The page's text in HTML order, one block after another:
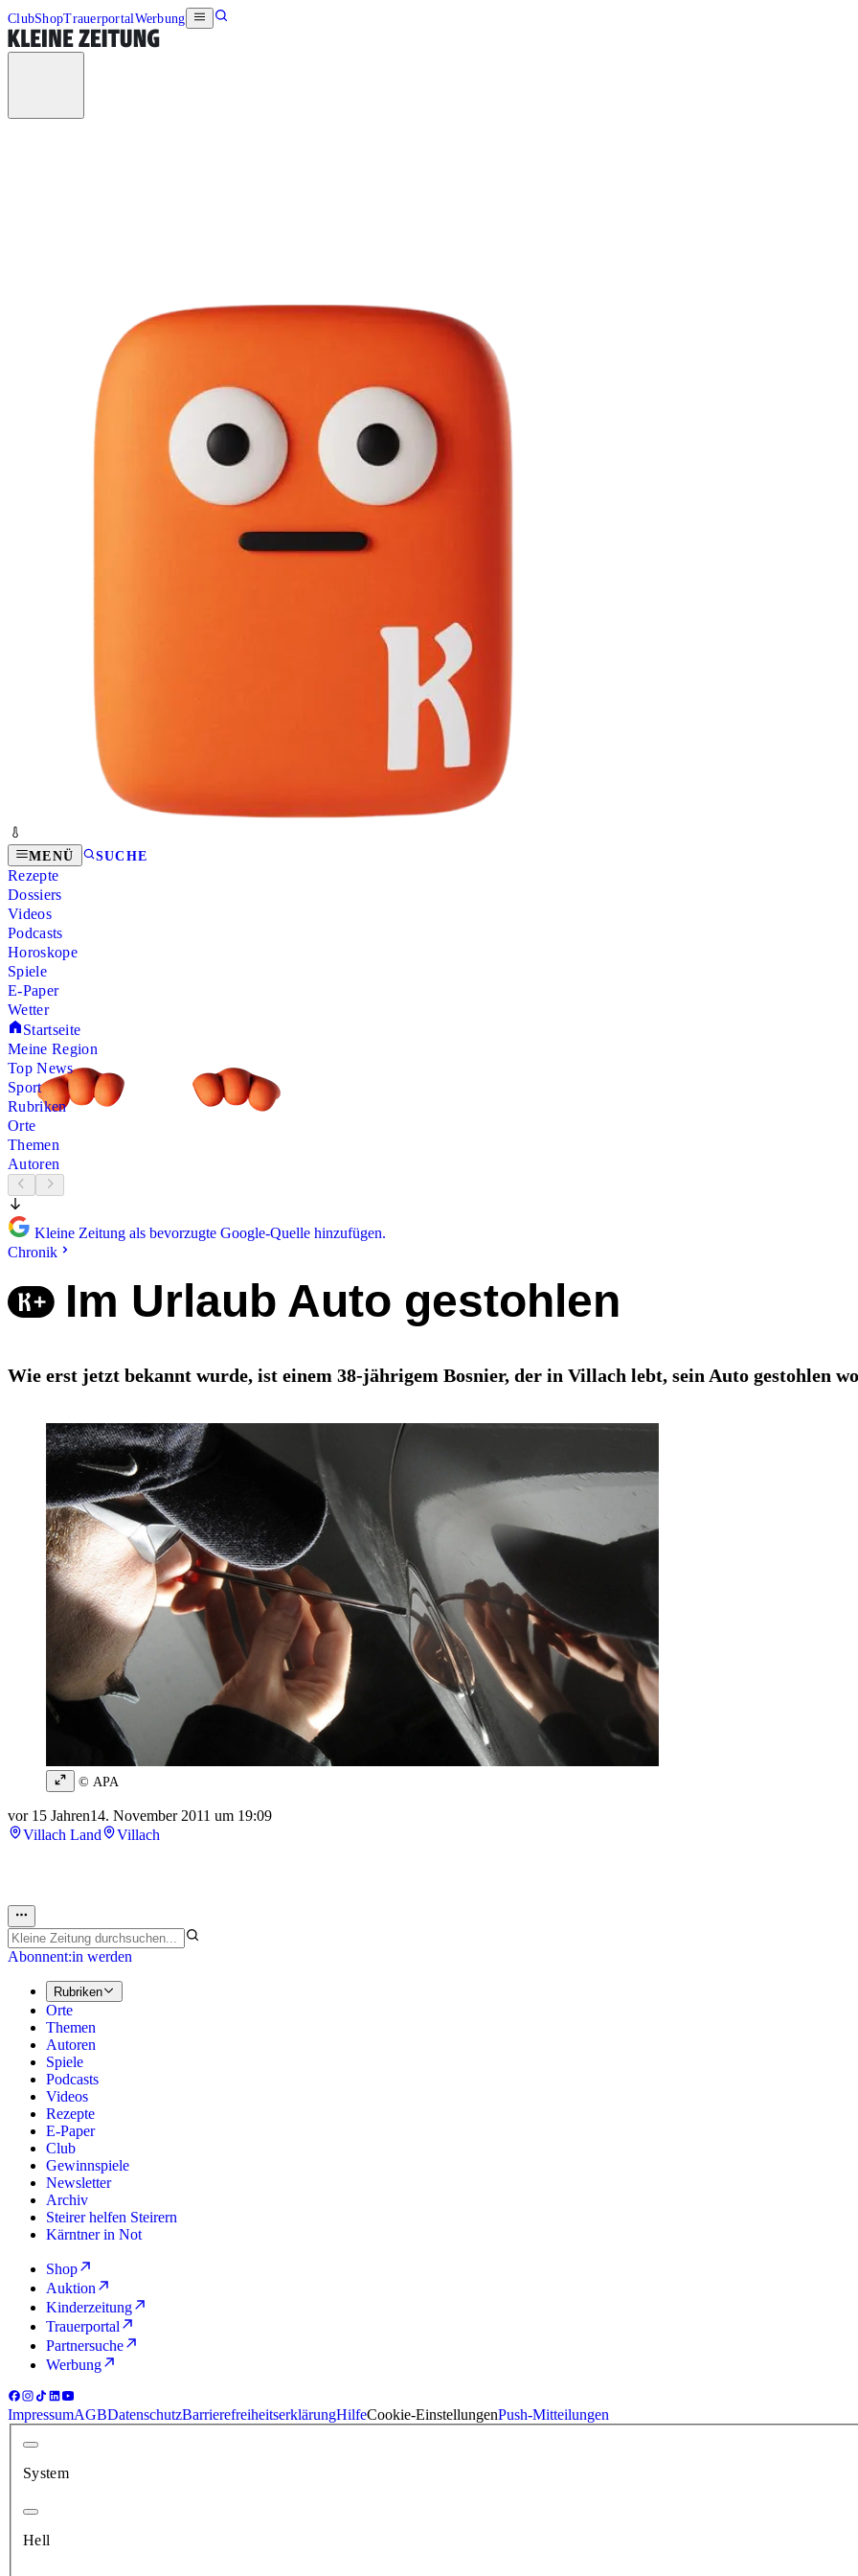
ClubShopTrauerportalWerbung
MENÜ SUCHE
Rezepte
Dossiers
Videos
Podcasts
Horoskope
Spiele
E-Paper
Wetter
Startseite
Meine Region
Top News
Sport
Rubriken
Orte
Themen
Autoren
Kleine Zeitung als bevorzugte Google-Quelle hinzufügen.
Chronik
Im Urlaub Auto gestohlen
Wie erst jetzt bekannt wurde, ist einem 38-jährigem Bosnier, der in Villach lebt, sein Auto gestohlen
© APA
vor 15 Jahren14. November 2011 um 19:09
Villach Land
Villach
Abonnent:in werden
Rubriken
Orte
Themen
Autoren
Spiele
Podcasts
Videos
Rezepte
E-Paper
Club
Gewinnspiele
Newsletter
Archiv
Steirer helfen Steirern
Kärntner in Not
Shop
Auktion
Kinderzeitung
Trauerportal
Partnersuche
Werbung
ImpressumAGBDatenschutzBarrierefreiheitserklärungHilfeCookie-EinstellungenPush-Mitteilungen
System
Hell